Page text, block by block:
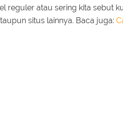
reguler atau sering kita sebut
situs lainnya. Baca juga: